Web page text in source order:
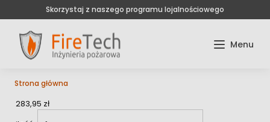
Skorzystaj z naszego programu lojalnościowego
Strona główna
283,95 zł